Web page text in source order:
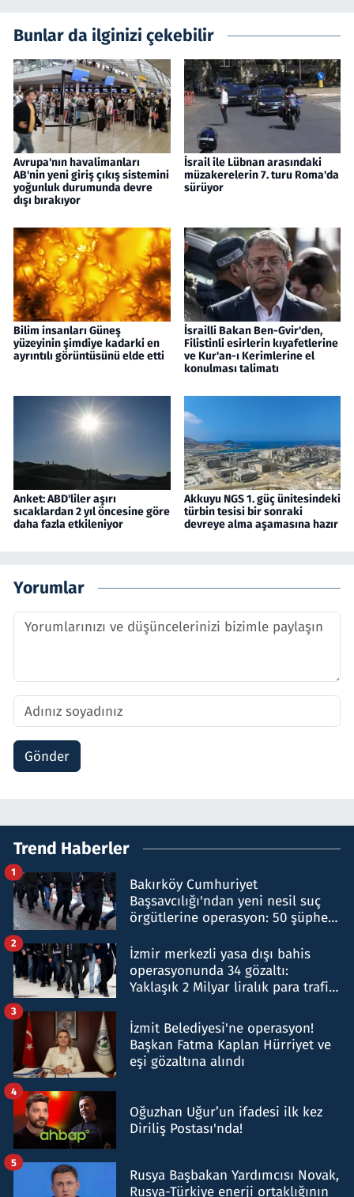
Bunlar da ilginizi çekebilir
Avrupa'nın havalimanları
AB'nin yeni giriş çıkış sistemini
yoğunluk durumunda devre
dışı bırakıyor
İsrail ile Lübnan arasındaki
müzakerelerin 7. turu Roma'da
sürüyor
Bilim insanları Güneş
yüzeyinin şimdiye kadarki en
ayrıntılı görüntüsünü elde etti
İsrailli Bakan Ben-Gvir'den,
Filistinli esirlerin kıyafetlerine
ve Kur'an-ı Kerimlerine el
konulması talimatı
Anket: ABD'liler aşırı
sıcaklardan 2 yıl öncesine göre
daha fazla etkileniyor
Akkuyu NGS 1. güç ünitesindeki
türbin tesisi bir sonraki
devreye alma aşamasına hazır
Yorumlar
Gönder
Trend Haberler
Bakırköy Cumhuriyet
Başsavcılığı'ndan yeni nesil suç
örgütlerine operasyon: 50 şüpheli
1
İzmir merkezli yasa dışı bahis
operasyonunda 34 gözaltı:
Yaklaşık 2 Milyar liralık para trafiği
2
İzmit Belediyesi'ne operasyon!
Başkan Fatma Kaplan Hürriyet ve
eşi gözaltına alındı
3
Oğuzhan Uğur’un ifadesi ilk kez
Diriliş Postası'nda!
4
Rusya Başbakan Yardımcısı Novak,
Rusya-Türkiye enerji ortaklığının
5